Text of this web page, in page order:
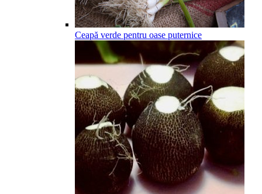
Ceapă verde pentru oase puternice